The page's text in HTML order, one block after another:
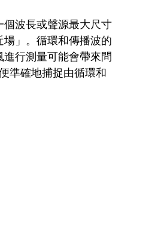
波長或聲源最大尺寸
」。循環和傳播波的
行測量可能會帶來問
準確地捕捉由循環和